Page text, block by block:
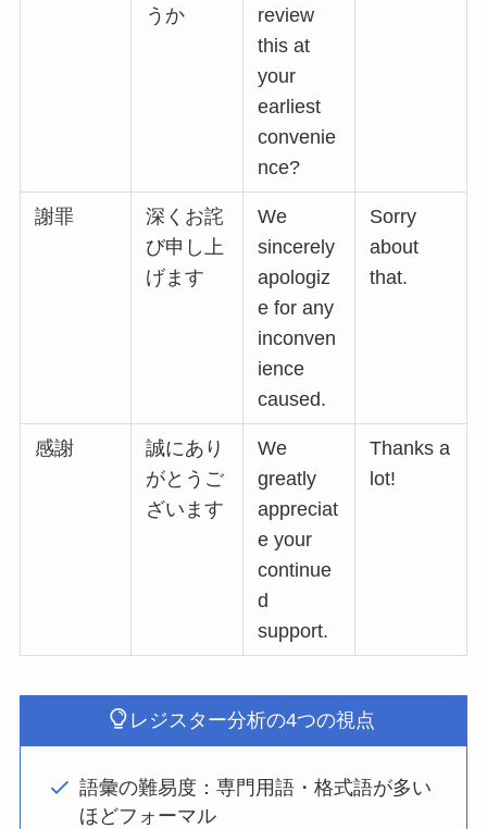
うか
review
this at
your
earliest
convenie
nce?
謝罪
深くお詫
び申し上
げます
We
sincerely
apologiz
e for any
inconven
ience
caused.
Sorry
about
that.
感謝
誠にあり
がとうご
ざいます
We
greatly
appreciat
e your
continue
d
support.
Thanks a
lot!
レジスター分析の4つの視点
語彙の難易度：専門用語・格式語が多い
ほどフォーマル